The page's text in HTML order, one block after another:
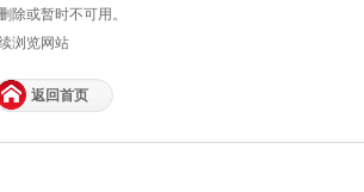
除或暂时不可用。
浏览网站
返回首页